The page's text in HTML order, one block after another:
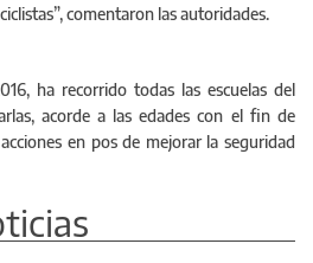
comentaron las autoridades.
ha recorrido todas las escuelas del
acorde a las edades con el fin de
en pos de mejorar la seguridad